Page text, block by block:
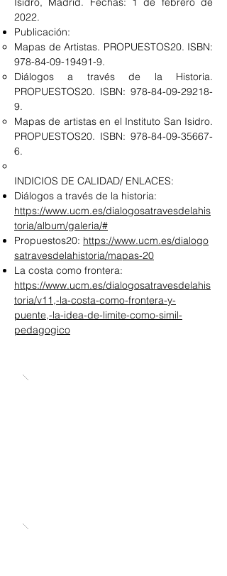
2022.
Publicación:
Mapas de Artistas. PROPUESTOS20. ISBN:
978-84-09-19491-9.
Diálogos a través de la Historia.
PROPUESTOS20. ISBN: 978-84-09-29218-
9.​
Mapas de artistas en el Instituto San Isidro.
PROPUESTOS20. ISBN: 978-84-09-35667-
6.
INDICIOS DE CALIDAD/ ENLACES:​
Diálogos a través de la historia:
https://www.ucm.es/dialogosatravesdelahis
toria/album/galeria/#
Propuestos20: https://www.ucm.es/dialogo
satravesdelahistoria/mapas-20
La costa como frontera:
https://www.ucm.es/dialogosatravesdelahis
toria/v11,-la-costa-como-frontera-y-
puente,-la-idea-de-limite-como-simil-
pedagogico